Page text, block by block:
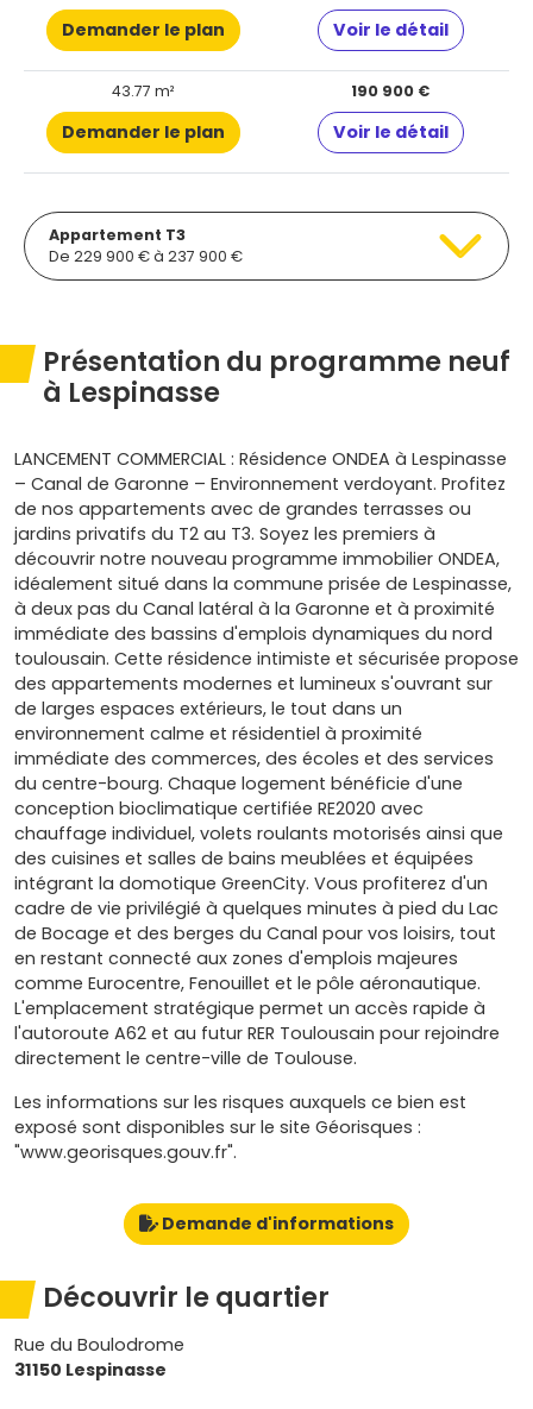
Demander le plan Voir le détail
43.77 m² 190 900 €
Demander le plan Voir le détail
Appartement T3
De 229 900 € à 237 900 €
Présentation du programme neuf
à Lespinasse
LANCEMENT COMMERCIAL : Résidence ONDEA à Lespinasse
– Canal de Garonne – Environnement verdoyant. Profitez
de nos appartements avec de grandes terrasses ou
jardins privatifs du T2 au T3. Soyez les premiers à
découvrir notre nouveau programme immobilier ONDEA,
idéalement situé dans la commune prisée de Lespinasse,
à deux pas du Canal latéral à la Garonne et à proximité
immédiate des bassins d'emplois dynamiques du nord
toulousain. Cette résidence intimiste et sécurisée propose
des appartements modernes et lumineux s'ouvrant sur
de larges espaces extérieurs, le tout dans un
environnement calme et résidentiel à proximité
immédiate des commerces, des écoles et des services
du centre-bourg. Chaque logement bénéficie d'une
conception bioclimatique certifiée RE2020 avec
chauffage individuel, volets roulants motorisés ainsi que
des cuisines et salles de bains meublées et équipées
intégrant la domotique GreenCity. Vous profiterez d'un
cadre de vie privilégié à quelques minutes à pied du Lac
de Bocage et des berges du Canal pour vos loisirs, tout
en restant connecté aux zones d'emplois majeures
comme Eurocentre, Fenouillet et le pôle aéronautique.
L'emplacement stratégique permet un accès rapide à
l'autoroute A62 et au futur RER Toulousain pour rejoindre
directement le centre-ville de Toulouse.
Les informations sur les risques auxquels ce bien est
exposé sont disponibles sur le site Géorisques :
"www.georisques.gouv.fr".
Demande d'informations
Découvrir le quartier
Rue du Boulodrome
31150 Lespinasse